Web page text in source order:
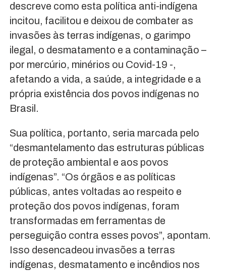
descreve como esta política anti-indígena
incitou, facilitou e deixou de combater as
invasões às terras indígenas, o garimpo
ilegal, o desmatamento e a contaminação –
por mercúrio, minérios ou Covid-19 -,
afetando a vida, a saúde, a integridade e a
própria existência dos povos indígenas no
Brasil.
Sua política, portanto, seria marcada pelo
“desmantelamento das estruturas públicas
de proteção ambiental e aos povos
indígenas”. “Os órgãos e as políticas
públicas, antes voltadas ao respeito e
proteção dos povos indígenas, foram
transformadas em ferramentas de
perseguição contra esses povos”, apontam.
Isso desencadeou invasões a terras
indígenas, desmatamento e incêndios nos